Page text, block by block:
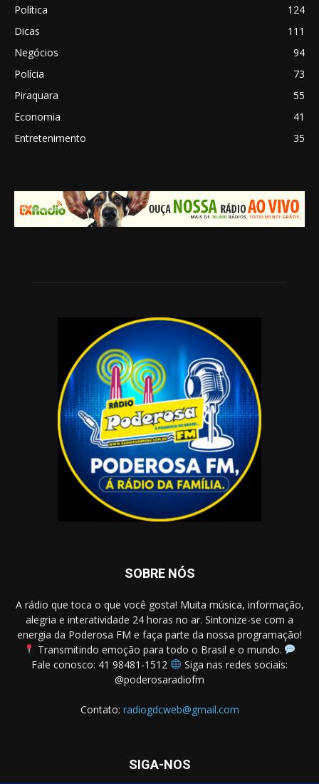
Política
124
Dicas
111
Negócios
94
Polícia
73
Piraquara
55
Economia
41
Entretenimento
35
SOBRE NÓS
A rádio que toca o que você gosta! Muita música, informação,
alegria e interatividade 24 horas no ar. Sintonize-se com a
energia da Poderosa FM e faça parte da nossa programação!
Transmitindo emoção para todo o Brasil e o mundo.
Fale conosco: 41 98481-1512
Siga nas redes sociais:
@poderosaradiofm
Contato: radiogdcweb@gmail.com
SIGA-NOS